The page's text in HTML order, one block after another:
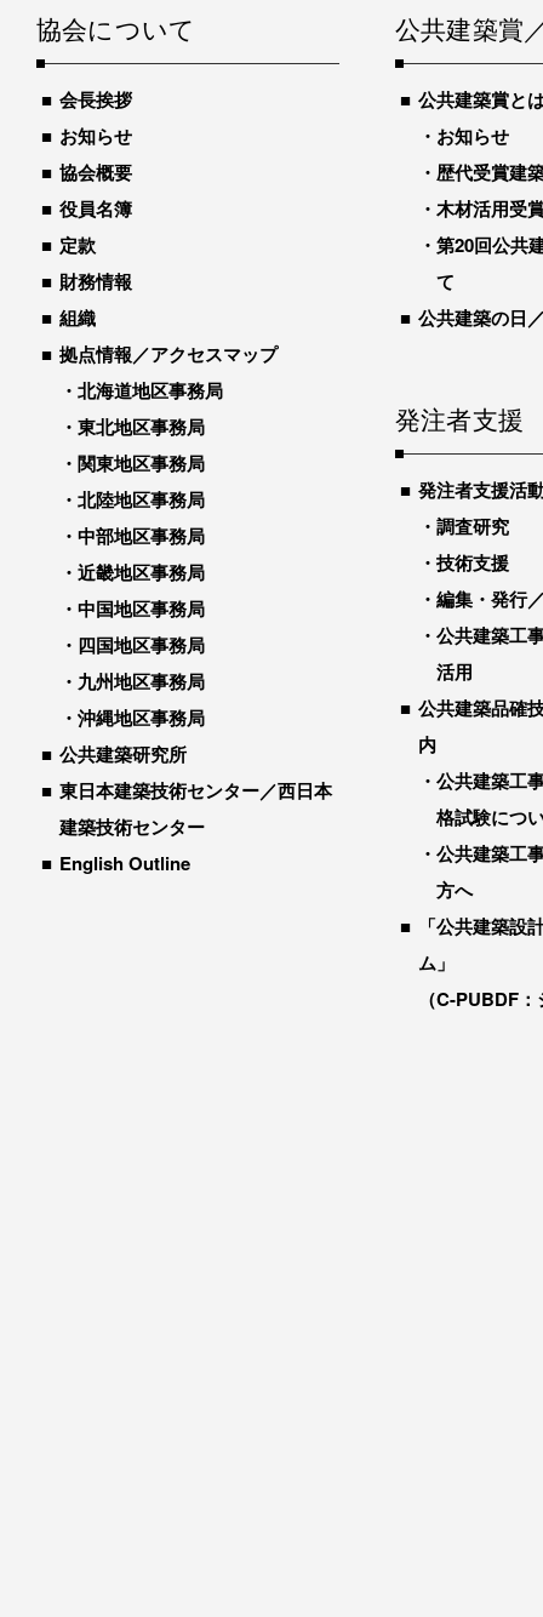
協会について
会長挨拶
お知らせ
協会概要
役員名簿
定款
財務情報
組織
拠点情報／アクセスマップ
北海道地区事務局
東北地区事務局
関東地区事務局
北陸地区事務局
中部地区事務局
近畿地区事務局
中国地区事務局
四国地区事務局
九州地区事務局
沖縄地区事務局
公共建築研究所
東日本建築技術センター／西日本
建築技術センター
English Outline
公共建築賞
公共建築賞と
お知らせ
歴代受賞建
木材活用受
第20回公共
て
公共建築の日
発注者支援
発注者支援活
調査研究
技術支援
編集・発行
公共建築工
活用
公共建築品確
内
公共建築工
格試験につ
公共建築工
方へ
「公共建築設
ム」
（C-PUBDF